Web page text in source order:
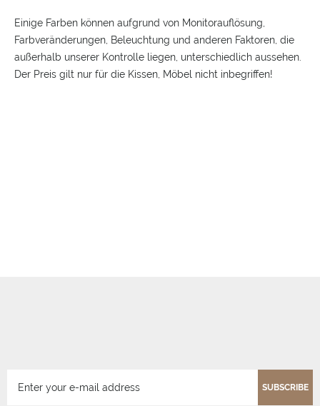
Einige Farben können aufgrund von Monitorauflösung,
Farbveränderungen, Beleuchtung und anderen Faktoren, die
außerhalb unserer Kontrolle liegen, unterschiedlich aussehen.
Der Preis gilt nur für die Kissen, Möbel nicht inbegriffen!
SUBSCRIBE